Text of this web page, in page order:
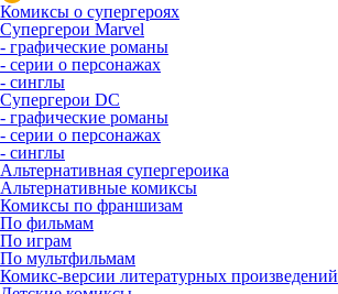
Комиксы о супергероях
Супергерои Marvel
- графические романы
- серии о персонажах
- синглы
Супергерои DC
- графические романы
- серии о персонажах
- синглы
Альтернативная супергероика
Альтернативные комиксы
Комиксы по франшизам
По фильмам
По играм
По мультфильмам
Комикс-версии литературных произведений